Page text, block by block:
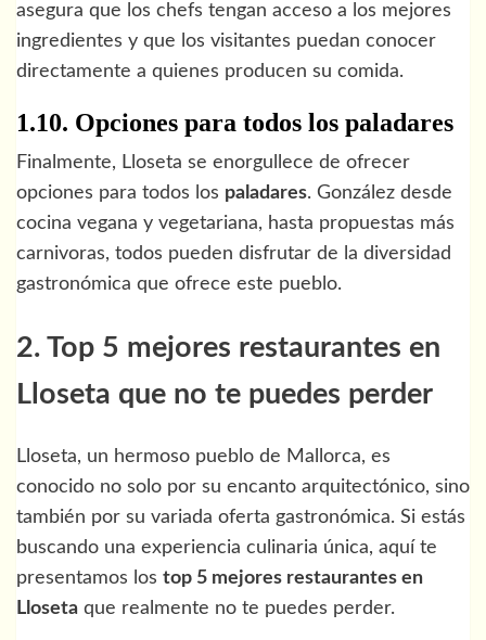
asegura que los chefs tengan acceso a los mejores
ingredientes y que los visitantes puedan conocer
directamente a quienes producen su comida.
1.10. Opciones para todos los paladares
Finalmente, Lloseta se enorgullece de ofrecer
opciones para todos los paladares. González desde
cocina vegana y vegetariana, hasta propuestas más
carnivoras, todos pueden disfrutar de la diversidad
gastronómica que ofrece este pueblo.
2. Top 5 mejores restaurantes en
Lloseta que no te puedes perder
Lloseta, un hermoso pueblo de Mallorca, es
conocido no solo por su encanto arquitectónico, sino
también por su variada oferta gastronómica. Si estás
buscando una experiencia culinaria única, aquí te
presentamos los top 5 mejores restaurantes en
Lloseta que realmente no te puedes perder.